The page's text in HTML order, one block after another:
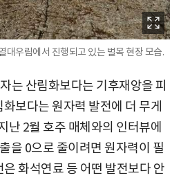
대우림에서 진행되고 있는 벌목 현장 모습.
는 산림화보다는 기후재앙을 피
보다는 원자력 발전에 더 무게
난 2월 호주 매체와의 인터뷰에
을 0으로 줄이려면 원자력이 필
화석연료 등 어떤 발전보다 안